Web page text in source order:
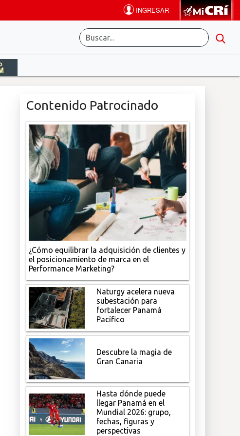
Contenido Patrocinado
¿Cómo equilibrar la adquisición de clientes y
el posicionamiento de marca en el
Performance Marketing?
Naturgy acelera nueva
subestación para
fortalecer Panamá
Pacífico
Descubre la magia de
Gran Canaria
Hasta dónde puede
llegar Panamá en el
Mundial 2026: grupo,
fechas, figuras y
perspectivas